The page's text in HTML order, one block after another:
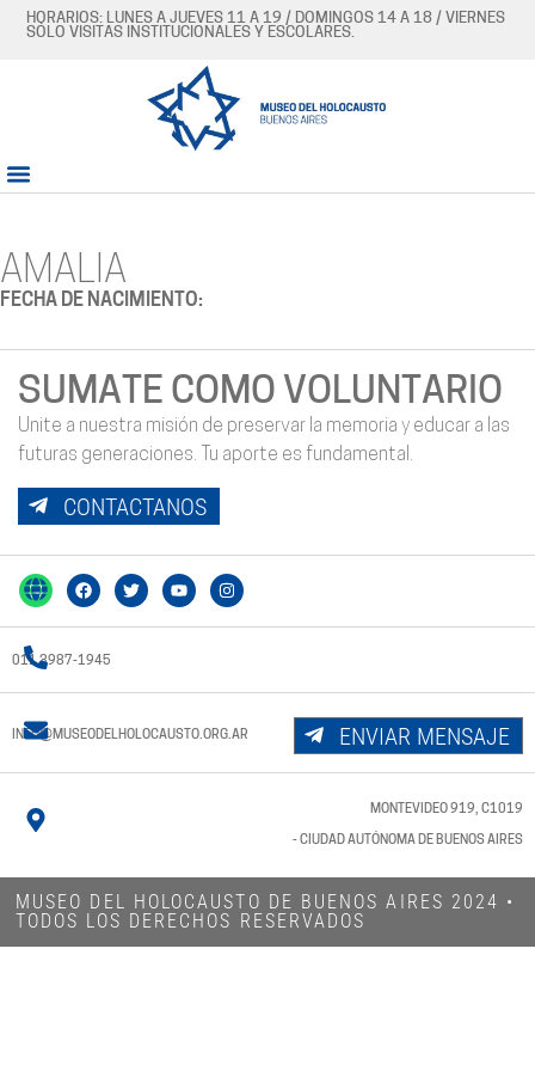
HORARIOS: LUNES A JUEVES 11 A 19 / DOMINGOS 14 A 18 / VIERNES
SÓLO VISITAS INSTITUCIONALES Y ESCOLARES.
AMALIA
FECHA DE NACIMIENTO:
SUMATE COMO VOLUNTARIO
Unite a nuestra misión de preservar la memoria y educar a las
futuras generaciones. Tu aporte es fundamental.
CONTACTANOS
011 3987-1945
INFO@MUSEODELHOLOCAUSTO.ORG.AR ENVIAR MENSAJE
MONTEVIDEO 919, C1019
- CIUDAD AUTÓNOMA DE BUENOS AIRES
MUSEO DEL HOLOCAUSTO DE BUENOS AIRES 2024​ •
TODOS LOS DERECHOS RESERVADOS